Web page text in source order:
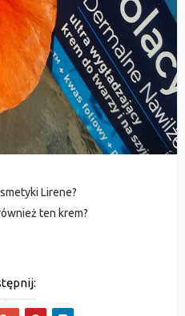
Lirene?
ten krem?